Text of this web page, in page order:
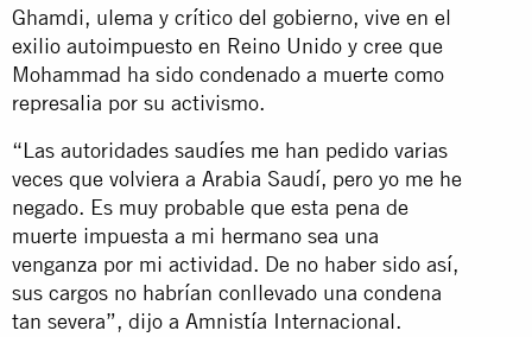
Ghamdi, ulema y crítico del gobierno, vive en el
exilio autoimpuesto en Reino Unido y cree que
Mohammad ha sido condenado a muerte como
represalia por su activismo.
“Las autoridades saudíes me han pedido varias
veces que volviera a Arabia Saudí, pero yo me he
negado. Es muy probable que esta pena de
muerte impuesta a mi hermano sea una
venganza por mi actividad. De no haber sido así,
sus cargos no habrían conllevado una condena
tan severa”, dijo a Amnistía Internacional.